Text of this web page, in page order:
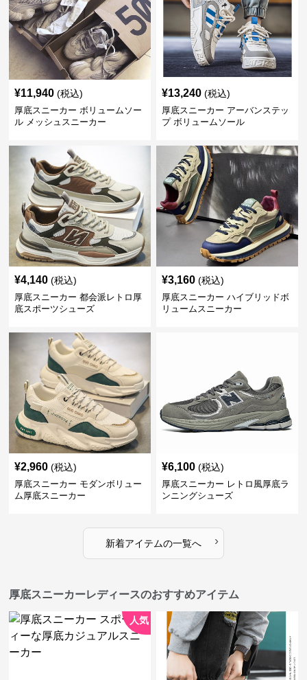
¥11,940 (税込)
厚底スニーカー ボリュームソー
ル メッシュスニーカー
¥13,240 (税込)
厚底スニーカー アーバンステッ
プ ボリュームソール
¥4,140 (税込)
厚底スニーカー 都会派レトロ厚
底スポーツシューズ
¥3,160 (税込)
厚底スニーカー ハイブリッドボ
リュームスニーカー
¥2,960 (税込)
厚底スニーカー モダンボリュー
ム厚底スニーカー
¥6,100 (税込)
厚底スニーカー レトロ風厚底ラ
ンニングシューズ
新着アイテムの一覧へ ›
厚底スニーカーレディースのおすすめアイテム
人気